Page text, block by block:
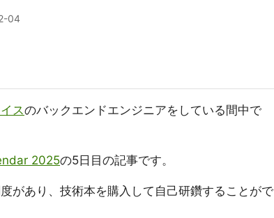
04
スのバックエンドエンジニアをしている間中で
2025の5日目の記事です。
があり、技術本を購入して自己研鑽することがで